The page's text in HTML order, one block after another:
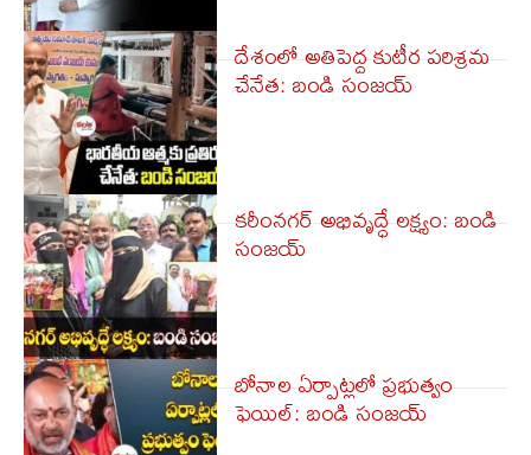
దేశంలో అతిపెద్ద కుటీర పరిశ్రమ
చేనేత: బండి సంజయ్
కరీంనగర్ అభివృద్ధే లక్ష్యం: బండి
సంజయ్
బోనాల ఏర్పాట్లలో ప్రభుత్వం
ఫెయిల్: బండి సంజయ్